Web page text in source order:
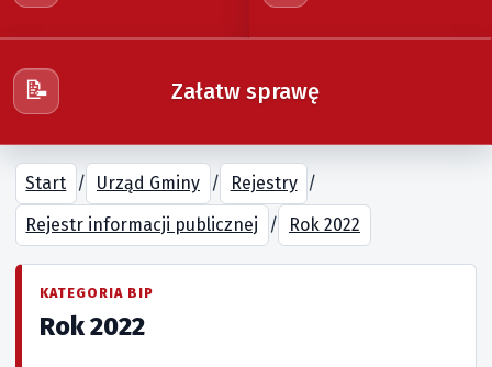
📝 Załatw sprawę
Start / Urząd Gminy / Rejestry /
Rejestr informacji publicznej / Rok 2022
KATEGORIA BIP
Rok 2022